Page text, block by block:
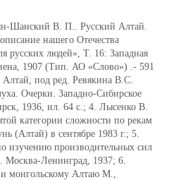
Шанский В. П.. Русский Алтай.
нашего Отечества
русских людей», Т. 16: Западная
1907 (Тип. АО «Слово») .- 591
под ред. Ревякина В.С.
Очерки. Западно-Сибирское
1936, ил. 64 с.; 4. Лысенко В.
категории сложности по рекам
(Алтай) в сентябре 1983 г.; 5.
изучению производительных сил
Москва-Ленинград, 1937; 6.
монгольскому Алтаю М.,